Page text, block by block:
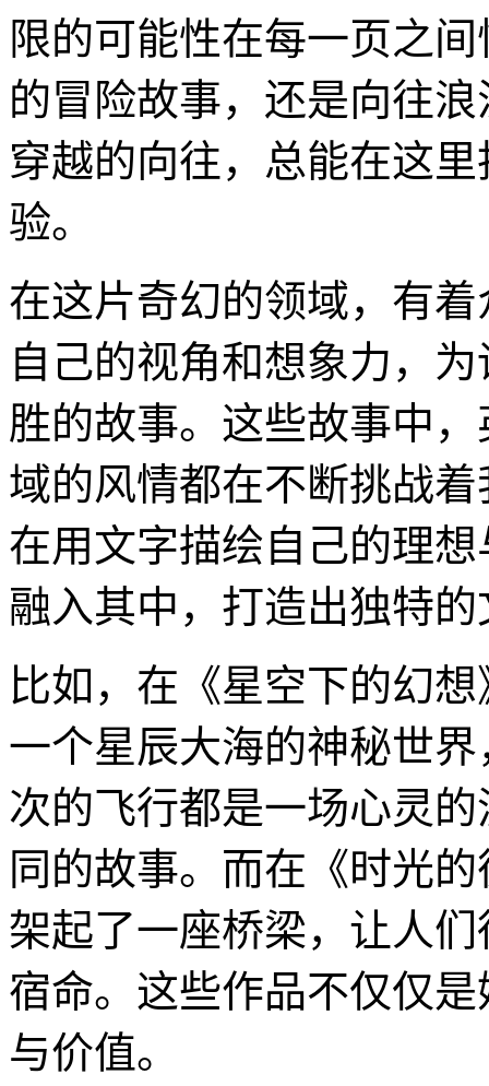
限的可能性在每一页之
的冒险故事，还是向往
穿越的向往，总能在这
验。
在这片奇幻的领域，有
自己的视角和想象力，
胜的故事。这些故事中
域的风情都在不断挑战
在用文字描绘自己的理
融入其中，打造出独特
比如，在《星空下的幻
一个星辰大海的神秘世
次的飞行都是一场心灵
同的故事。而在《时光
架起了一座桥梁，让人
宿命。这些作品不仅仅
与价值。